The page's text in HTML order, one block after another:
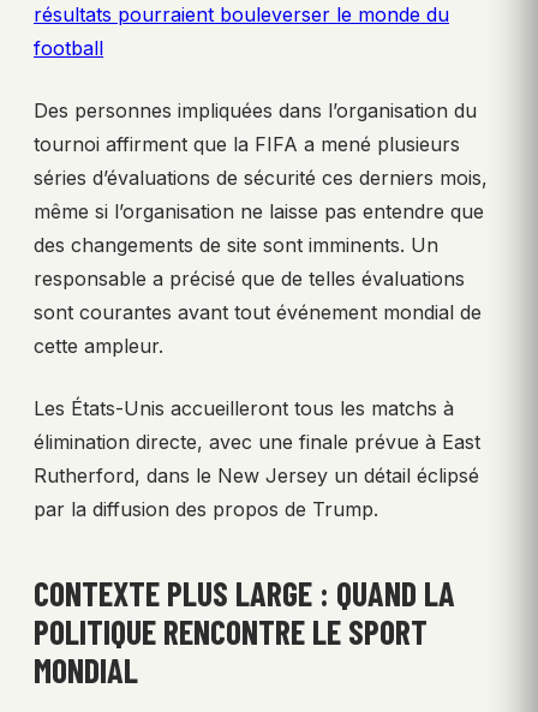
résultats pourraient bouleverser le monde du
football
Des personnes impliquées dans l’organisation du
tournoi affirment que la FIFA a mené plusieurs
séries d’évaluations de sécurité ces derniers mois,
même si l’organisation ne laisse pas entendre que
des changements de site sont imminents. Un
responsable a précisé que de telles évaluations
sont courantes avant tout événement mondial de
cette ampleur.
Les États-Unis accueilleront tous les matchs à
élimination directe, avec une finale prévue à East
Rutherford, dans le New Jersey un détail éclipsé
par la diffusion des propos de Trump.
CONTEXTE PLUS LARGE : QUAND LA
POLITIQUE RENCONTRE LE SPORT
MONDIAL